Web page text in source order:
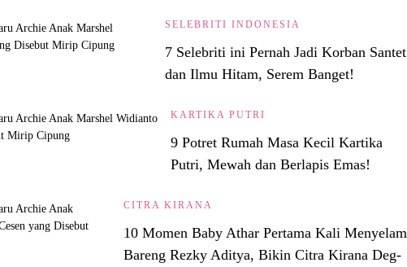
SELEBRITI INDONESIA
7 Selebriti ini Pernah Jadi Korban Santet
dan Ilmu Hitam, Serem Banget!
KARTIKA PUTRI
9 Potret Rumah Masa Kecil Kartika
Putri, Mewah dan Berlapis Emas!
CITRA KIRANA
10 Momen Baby Athar Pertama Kali Menyelam
Bareng Rezky Aditya, Bikin Citra Kirana Deg-